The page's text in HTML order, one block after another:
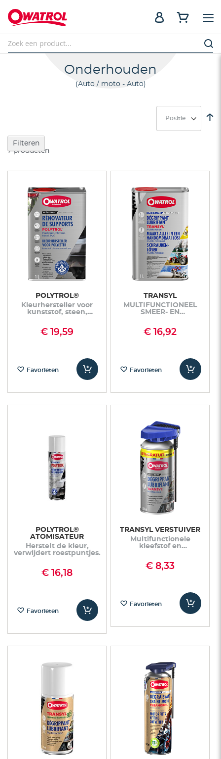
Onderhouden
Auto / moto - Auto
7producten
POLYTROL®
Kleurhersteller voor
kunststof, steen,
€ 19,59
Favorieten
TRANSYL
MULTIFUNCTIONEEL
SMEER- EN
€ 16,92
Favorieten
POLYTROL®
ATOMISATEUR
Herstelt de kleur,
verwijdert roestpuntjes.
€ 16,18
Favorieten
TRANSYL VERSTUIVER
Multifunctionele
kleefstof en
€ 8,33
Favorieten
Filteren